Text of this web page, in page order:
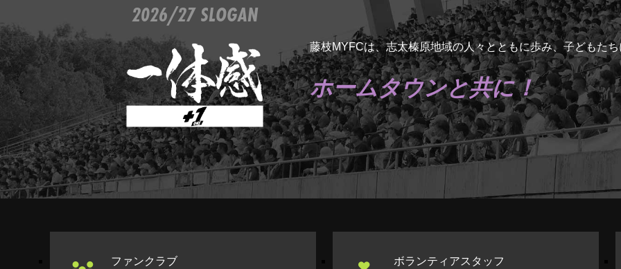
2026/27 SLOGAN
藤枝MYFCは、志太榛原地域の人々とともに歩み、子どもた
ホームタウンと共に！
ファンクラブ
ボランティアスタッフ